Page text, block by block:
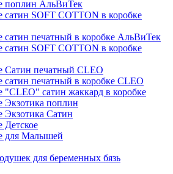
поплин АльВиТек
сатин SOFT COTTON в коробке
сатин печатный в коробке АльВиТек
сатин SOFT COTTON в коробке
Сатин печатный CLEO
сатин печатный в коробке CLEO
"CLEO" сатин жаккард в коробке
Экзотика поплин
Экзотика Сатин
Детское
для Малышей
для беременных бязь